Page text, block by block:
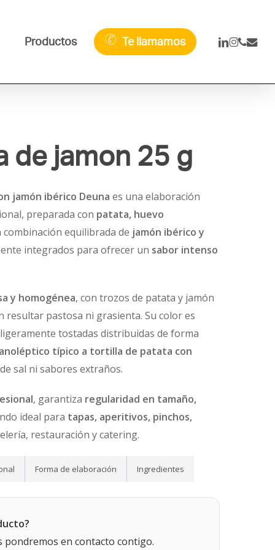
Productos Te llamamos linkedin
phone
email
de jamon 25 g
jamón ibérico Deuna es una elaboración
preparada con patata, huevo
combinación equilibrada de jamón ibérico y
integrados para ofrecer un sabor intenso
y homogénea, con trozos de patata y jamón
resultar pastosa ni grasienta. Su color es
tostadas distribuidas de forma
típico a tortilla de patata con
sal ni sabores extraños.
, garantiza regularidad en tamaño,
ideal para tapas, aperitivos, pinchos,
restauración y catering.
Forma de elaboración Ingredientes
pondremos en contacto contigo.